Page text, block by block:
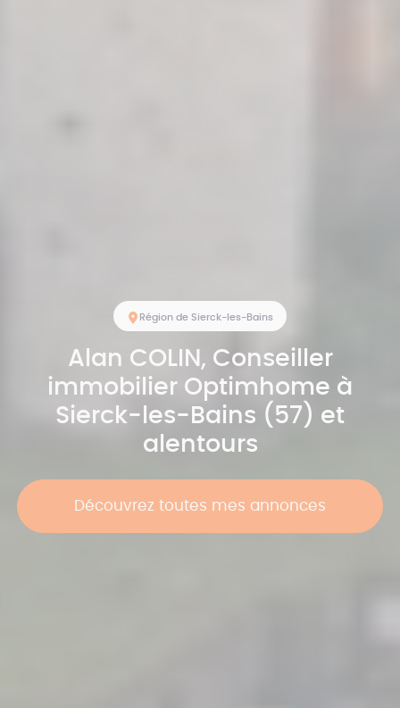
Région de Sierck-les-Bains
Alan COLIN , Conseiller
immobilier Optimhome à
Sierck-les-Bains (57) et
alentours
Découvrez toutes mes annonces